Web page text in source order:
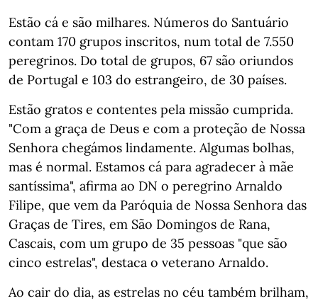
Estão cá e são milhares. Números do Santuário
contam 170 grupos inscritos, num total de 7.550
peregrinos. Do total de grupos, 67 são oriundos
de Portugal e 103 do estrangeiro, de 30 países.
Estão gratos e contentes pela missão cumprida.
"Com a graça de Deus e com a proteção de Nossa
Senhora chegámos lindamente. Algumas bolhas,
mas é normal. Estamos cá para agradecer à mãe
santíssima", afirma ao DN o peregrino Arnaldo
Filipe, que vem da Paróquia de Nossa Senhora das
Graças de Tires, em São Domingos de Rana,
Cascais, com um grupo de 35 pessoas "que são
cinco estrelas", destaca o veterano Arnaldo.
Ao cair do dia, as estrelas no céu também brilham,